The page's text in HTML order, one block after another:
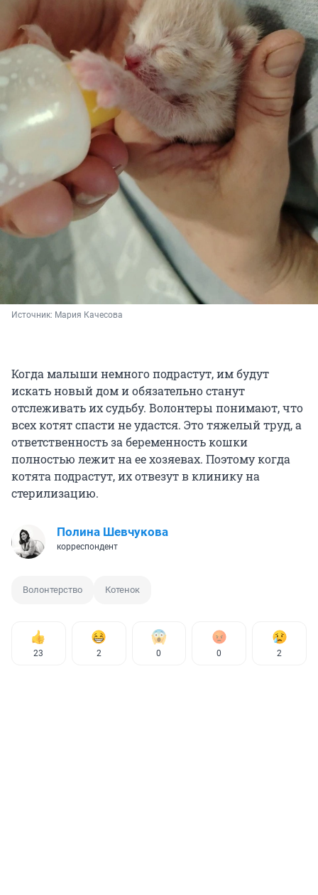
Источник: Мария Качесова
Когда малыши немного подрастут, им будут
искать новый дом и обязательно станут
отслеживать их судьбу. Волонтеры понимают, что
всех котят спасти не удастся. Это тяжелый труд, а
ответственность за беременность кошки
полностью лежит на ее хозяевах. Поэтому когда
котята подрастут, их отвезут в клинику на
стерилизацию.
Полина Шевчукова
корреспондент
Волонтерство Котенок
23 2 0 0 2